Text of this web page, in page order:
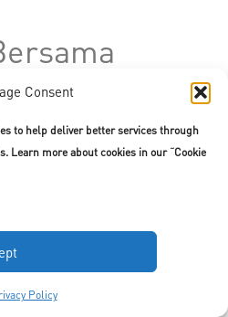
Consent
to help deliver better services through
Learn more about cookies in our “Cookie
Policy
Kesehatan
POM RI
Label
Risiko